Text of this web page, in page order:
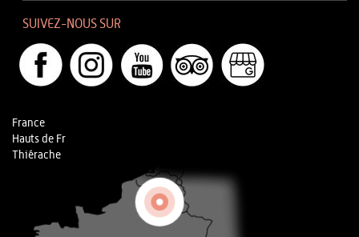
SUIVEZ-NOUS SUR
France
Hauts de Fr
Thiérache